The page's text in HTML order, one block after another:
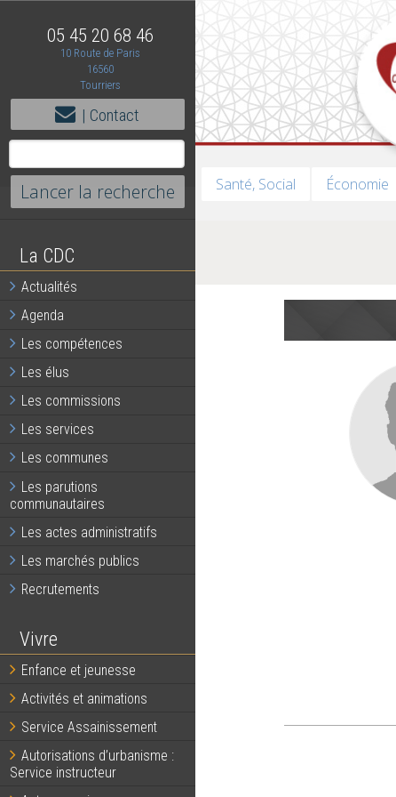
05 45 20 68 46
10 Route de Paris
16560
Tourriers
| Contact
La CDC
Actualités
Agenda
Les compétences
Les élus
Les commissions
Les services
Les communes
Les parutions
communautaires
Les actes administratifs
Les marchés publics
Recrutements
Vivre
Enfance et jeunesse
Activités et animations
Service Assainissement
Autorisations d’urbanisme :
Service instructeur
Santé, Social Économie